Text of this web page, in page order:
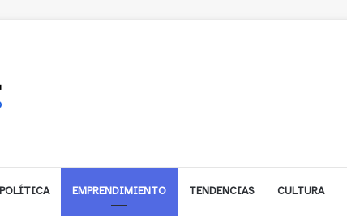
POLÍTICA EMPRENDIMIENTO TENDENCIAS CULTURA